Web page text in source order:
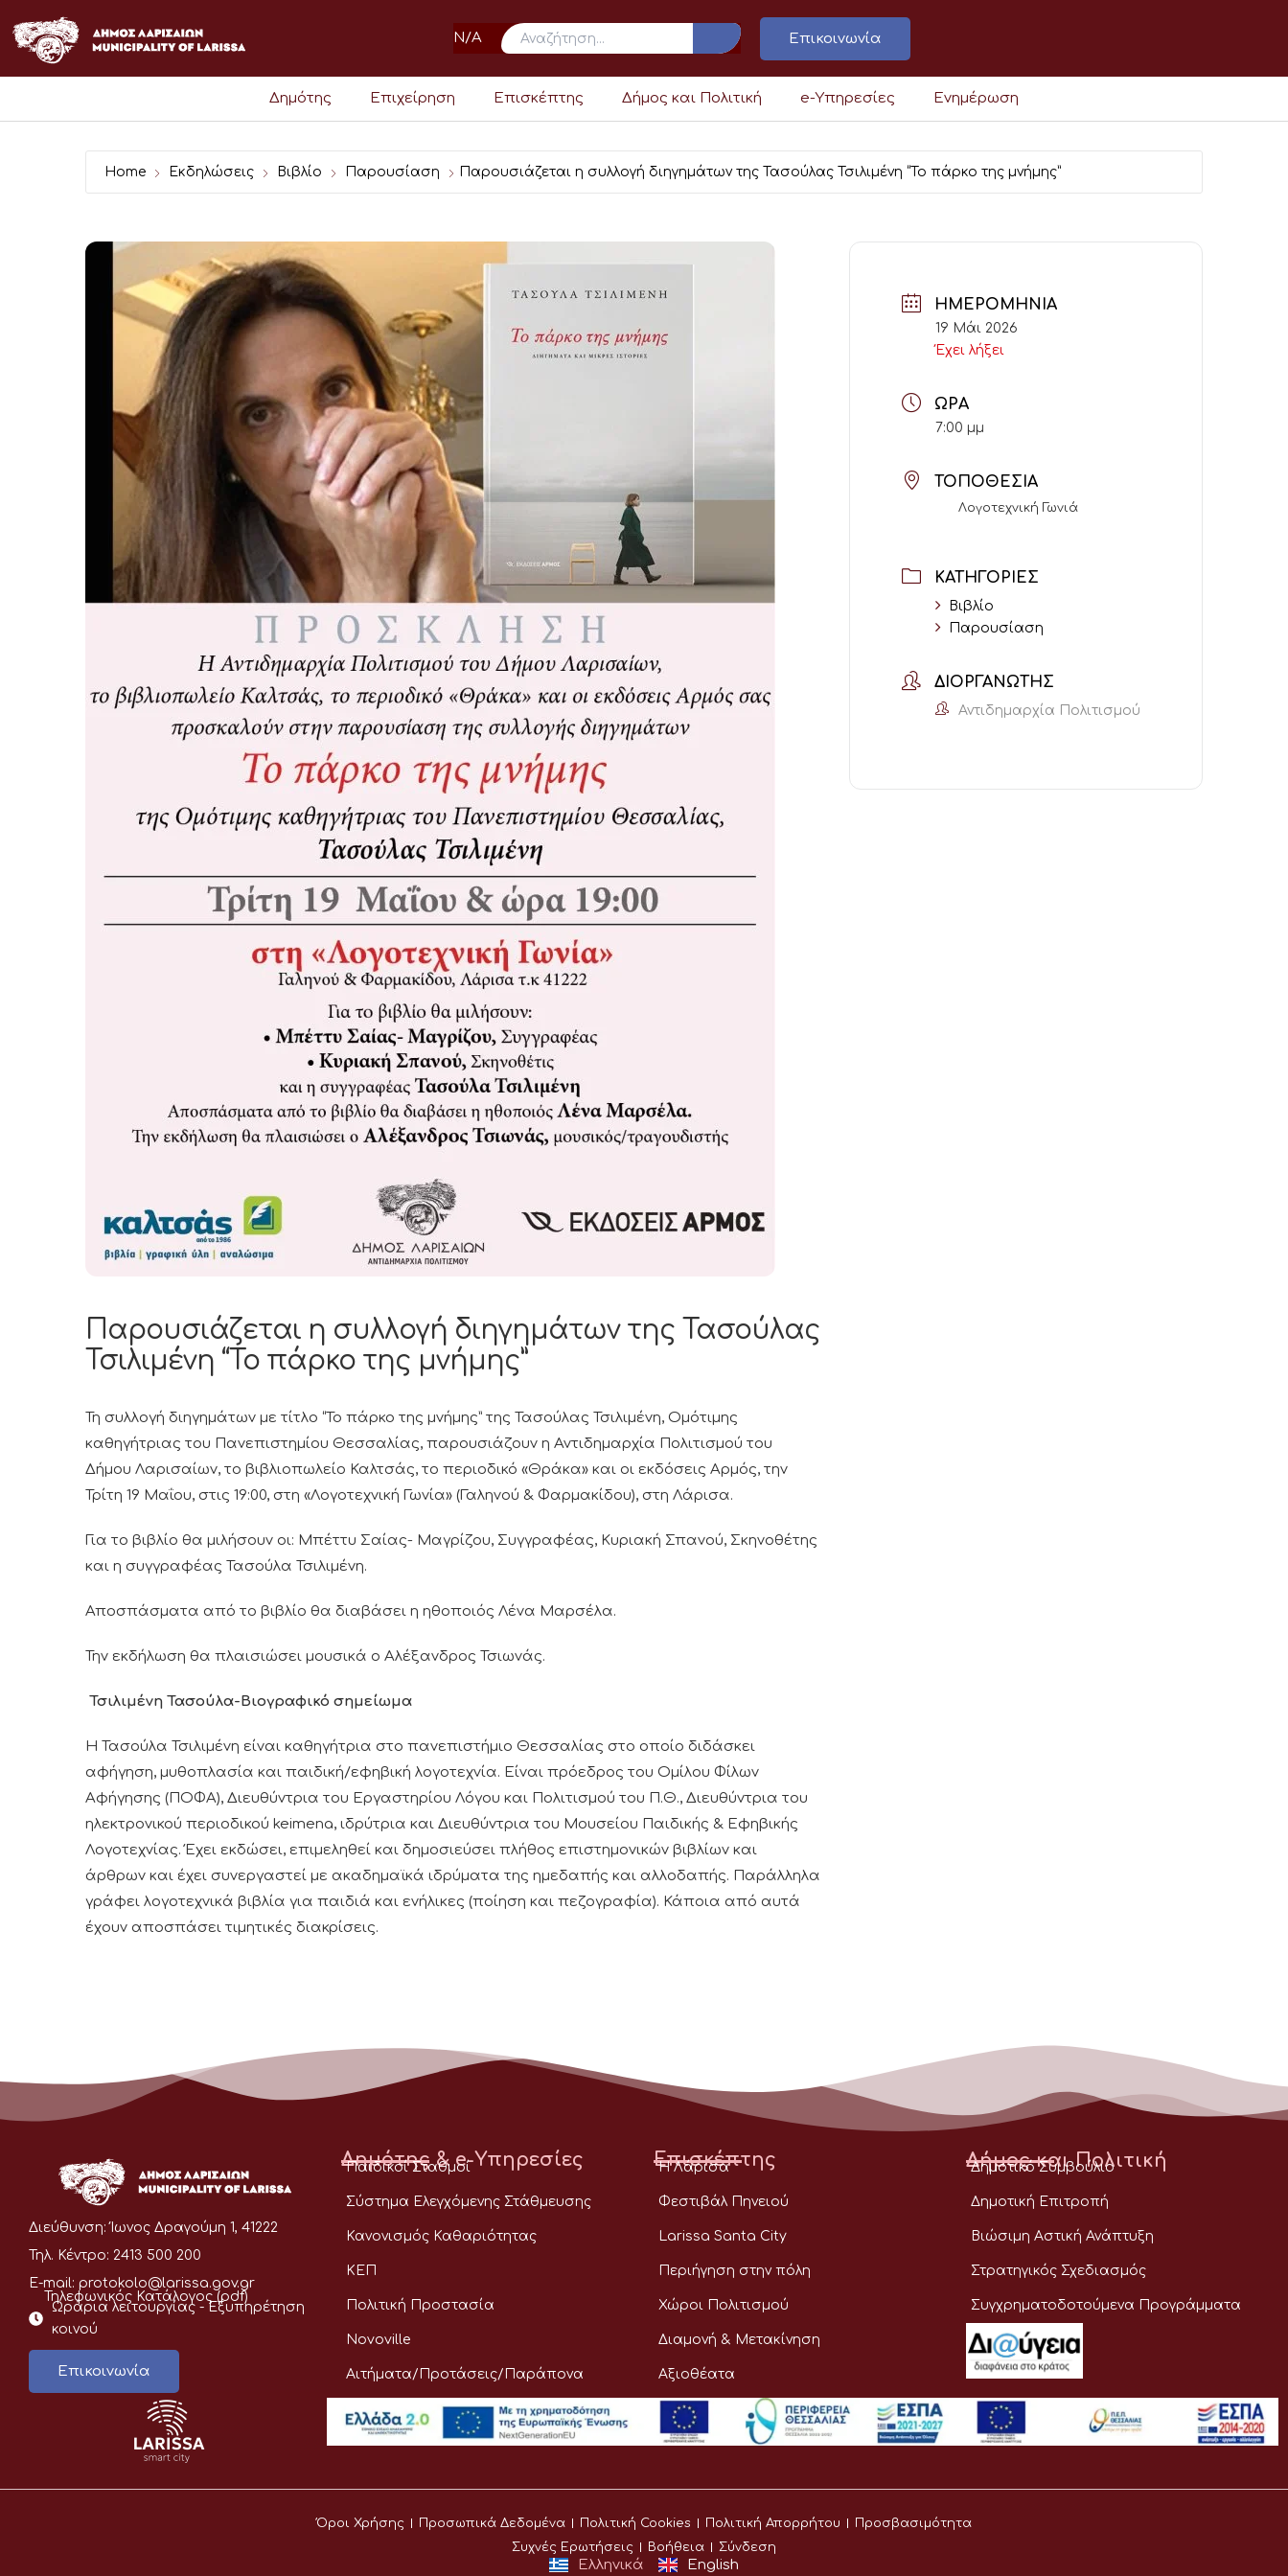
στο
περιεχόμενο
N/A Επικοινωνία
Δημότης Επιχείρηση Επισκέπτης Δήμος και Πολιτική e-Υπηρεσίες Ενημέρωση
Home Εκδηλώσεις Βιβλίο Παρουσίαση Παρουσιάζεται η συλλογή διηγημάτων της Τασούλας Τσιλιμένη “Το πάρκο της μνήμης”
Παρουσιάζεται η συλλογή διηγημάτων της Τασούλας
Τσιλιμένη “Το πάρκο της μνήμης”
Τη συλλογή διηγημάτων με τίτλο “Το πάρκο της μνήμης” της Τασούλας Τσιλιμένη, Ομότιμης
καθηγήτριας του Πανεπιστημίου Θεσσαλίας, παρουσιάζουν η Αντιδημαρχία Πολιτισμού του
Δήμου Λαρισαίων, το βιβλιοπωλείο Καλτσάς, το περιοδικό «Θράκα» και οι εκδόσεις Αρμός, την
Τρίτη 19 Μαΐου, στις 19:00, στη «Λογοτεχνική Γωνία» (Γαληνού & Φαρμακίδου), στη Λάρισα.
Για το βιβλίο θα μιλήσουν οι: Μπέττυ Σαίας- Μαγρίζου, Συγγραφέας, Κυριακή Σπανού, Σκηνοθέτης
και η συγγραφέας Τασούλα Τσιλιμένη.
Αποσπάσματα από το βιβλίο θα διαβάσει η ηθοποιός Λένα Μαρσέλα.
Την εκδήλωση θα πλαισιώσει μουσικά ο Αλέξανδρος Τσιωνάς.
Τσιλιμένη Τασούλα-Βιογραφικό σημείωμα
Η Τασούλα Τσιλιμένη είναι καθηγήτρια στο πανεπιστήμιο Θεσσαλίας στο οποίο διδάσκει
αφήγηση, μυθοπλασία και παιδική/εφηβική λογοτεχνία. Είναι πρόεδρος του Ομίλου Φίλων
Αφήγησης (ΠΟΦΑ), Διευθύντρια του Εργαστηρίου Λόγου και Πολιτισμού του Π.Θ., Διευθύντρια του
ηλεκτρονικού περιοδικού keimena, ιδρύτρια και Διευθύντρια του Μουσείου Παιδικής & Εφηβικής
Λογοτεχνίας. Έχει εκδώσει, επιμεληθεί και δημοσιεύσει πλήθος επιστημονικών βιβλίων και
άρθρων και έχει συνεργαστεί με ακαδημαϊκά ιδρύματα της ημεδαπής και αλλοδαπής. Παράλληλα
γράφει λογοτεχνικά βιβλία για παιδιά και ενήλικες (ποίηση και πεζογραφία). Κάποια από αυτά
έχουν αποσπάσει τιμητικές διακρίσεις.
ΗΜΕΡΟΜΗΝΊΑ
19 Μάι 2026
Έχει λήξει
ΏΡΑ
7:00 μμ
ΤΟΠΟΘΕΣΊΑ
Λογοτεχνική Γωνιά
ΚΑΤΗΓΟΡΊΕΣ
Βιβλίο
Παρουσίαση
ΔΙΟΡΓΑΝΩΤΉΣ
Αντιδημαρχία Πολιτισμού
Διεύθυνση: Ίωνος Δραγούμη 1, 41222
Τηλ. Κέντρο: 2413 500 200
E-mail: protokolo@larissa.gov.gr
Τηλεφωνικός Κατάλογος (pdf)
Ωράρια λειτουργίας - Eξυπηρέτηση
κοινού
Επικοινωνία
Δημότης & e-Υπηρεσίες
Παιδικοί Σταθμοί
Σύστημα Ελεγχόμενης Στάθμευσης
Κανονισμός Καθαριότητας
ΚΕΠ
Πολιτική Προστασία
Novoville
Αιτήματα/Προτάσεις/Παράπονα
Επισκέπτης
Η Λάρισα
Φεστιβάλ Πηνειού
Larissa Santa City
Περιήγηση στην πόλη
Χώροι Πολιτισμού
Διαμονή & Μετακίνηση
Αξιοθέατα
Δήμος και Πολιτική
Δημοτικό Συμβούλιο
Δημοτική Επιτροπή
Βιώσιμη Αστική Ανάπτυξη
Στρατηγικός Σχεδιασμός
Συγχρηματοδοτούμενα Προγράμματα
Όροι Χρήσης Προσωπικά Δεδομένα Πολιτική Cookies Πολιτική Απορρήτου
Προσβασιμότητα
Συχνές Ερωτήσεις
Βοήθεια Σύνδεση
Ελληνικά English